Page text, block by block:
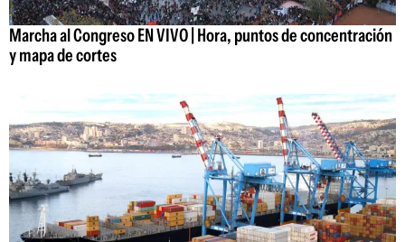
Marcha al Congreso EN VIVO | Hora, puntos de concentración
y mapa de cortes